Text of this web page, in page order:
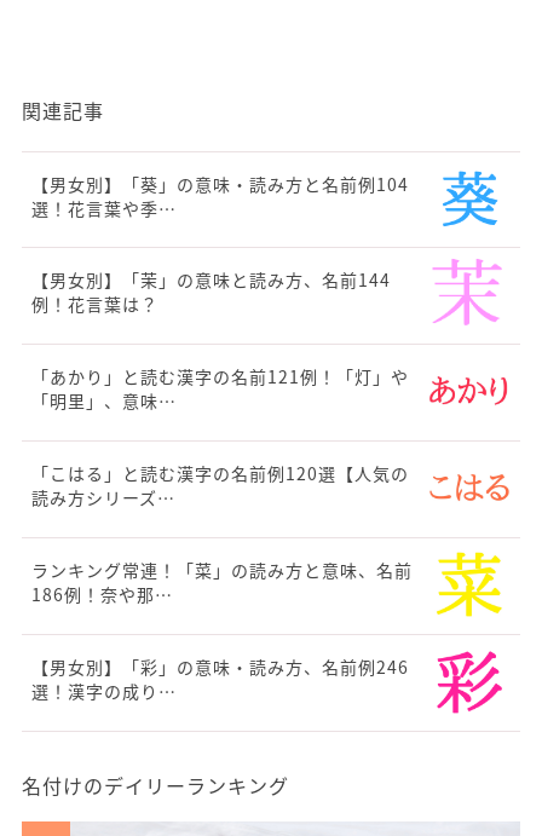
関連記事
【男女別】「葵」の意味・読み方と名前例104
選！花言葉や季…
【男女別】「茉」の意味と読み方、名前144
例！花言葉は？
「あかり」と読む漢字の名前121例！「灯」や
「明里」、意味…
「こはる」と読む漢字の名前例120選【人気の
読み方シリーズ…
ランキング常連！「菜」の読み方と意味、名前
186例！奈や那…
【男女別】「彩」の意味・読み方、名前例246
選！漢字の成り…
名付けのデイリーランキング